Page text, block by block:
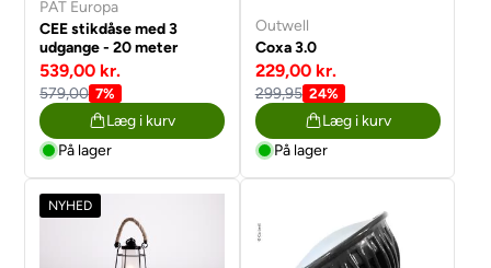
PAT Europa
CEE stikdåse med 3
udgange - 20 meter
539,00 kr.
579,00 7%
Læg i kurv
På lager
Outwell
Coxa 3.0
229,00 kr.
299,95 24%
Læg i kurv
På lager
NYHED